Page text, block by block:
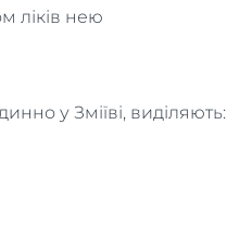
ліків нею
у Зміїві, виділяють: